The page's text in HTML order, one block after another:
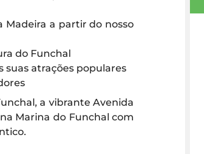
Madeira a partir do nosso
do Funchal
suas atrações populares
a vibrante Avenida
Marina do Funchal com